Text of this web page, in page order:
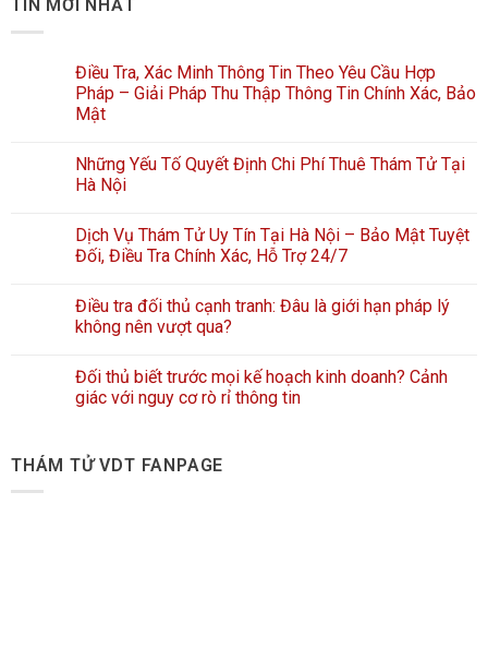
TIN MỚI NHẤT
Điều Tra, Xác Minh Thông Tin Theo Yêu Cầu Hợp
Pháp – Giải Pháp Thu Thập Thông Tin Chính Xác, Bảo
Mật
Những Yếu Tố Quyết Định Chi Phí Thuê Thám Tử Tại
Hà Nội
Dịch Vụ Thám Tử Uy Tín Tại Hà Nội – Bảo Mật Tuyệt
Đối, Điều Tra Chính Xác, Hỗ Trợ 24/7
Điều tra đối thủ cạnh tranh: Đâu là giới hạn pháp lý
không nên vượt qua?
Đối thủ biết trước mọi kế hoạch kinh doanh? Cảnh
giác với nguy cơ rò rỉ thông tin
THÁM TỬ VDT FANPAGE